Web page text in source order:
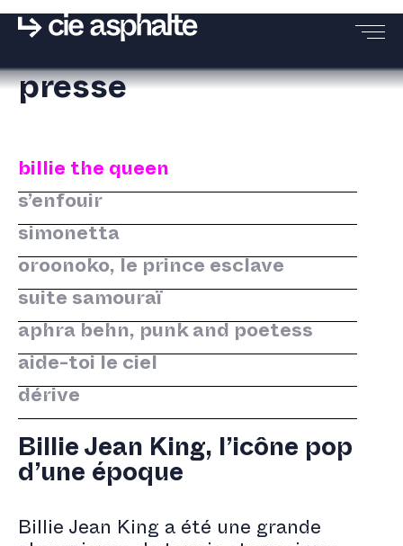
ET POP! AU CHÂTEAU
CONTACT
presse
billie the queen
s’enfouir
simonetta
oroonoko, le prince esclave
suite samouraï
aphra behn, punk and poetess
aide-toi le ciel
dérive
Billie Jean King, l’icône pop
d’une époque
Billie Jean King a été une grande